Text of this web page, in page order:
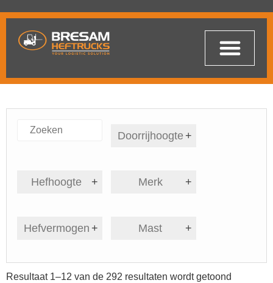
Doorrijhoogte +
Hefhoogte + Merk +
Hefvermogen + Mast +
Resultaat 1–12 van de 292 resultaten wordt getoond